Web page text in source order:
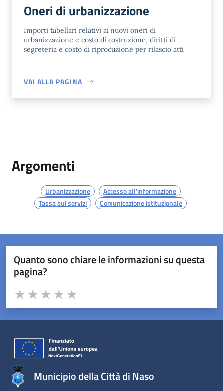
Oneri di urbanizzazione
Importi tabellari relativi ai nuovi oneri di
urbanizzazione e costo di costruzione, diritti di
segreteria e costo di riproduzione per rilascio atti
VAI ALLA PAGINA
Argomenti
Urbanizzazione
Accesso all'informazione
Tassa sui servizi
Comunicazione istituzionale
Quanto sono chiare le informazioni su questa
pagina?
Valuta da 1 a 5 stelle la pagina
Valuta 5 stelle su 5
Valuta 4 stelle su 5
Valuta 3 stelle su 5
Valuta 2 stelle su 5
Valuta 1 stelle su 5
Municipio della Città di Naso